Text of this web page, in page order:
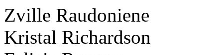
Zville Raudoniene
Kristal Richardson